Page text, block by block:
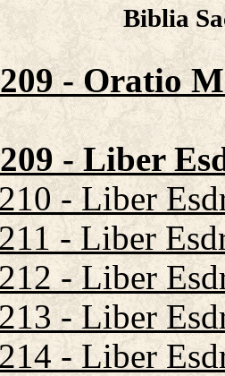
Biblia
- Oratio
- Liber
- Liber
- Liber
- Liber
- Liber
- Liber